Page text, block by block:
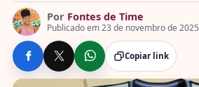
Por Fontes de Time
Publicado em 23 de novembro de
COMPARTILHE Copiar link